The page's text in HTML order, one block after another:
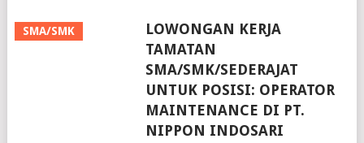
TAMATAN
SMA/SMK/SEDERAJAT
UNTUK POSISI: OPERATOR
MAINTENANCE DI PT.
NIPPON INDOSARI
CORPINDO TBK